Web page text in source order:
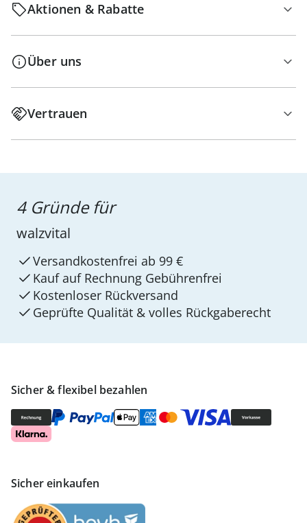
Aktionen & Rabatte
Über uns
Vertrauen
Sicher & flexibel bezahlen
Sicher einkaufen
4 Gründe für
walzvital
Versandkostenfrei ab 99 €
Kauf auf Rechnung Gebührenfrei
Kostenloser Rückversand
Geprüfte Qualität & volles Rückgaberecht